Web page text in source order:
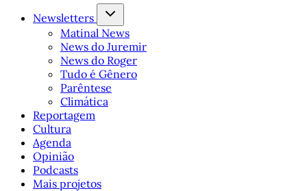
Newsletters
Matinal News
News do Juremir
News do Roger
Tudo é Gênero
Parêntese
Climática
Reportagem
Cultura
Agenda
Opinião
Podcasts
Mais projetos